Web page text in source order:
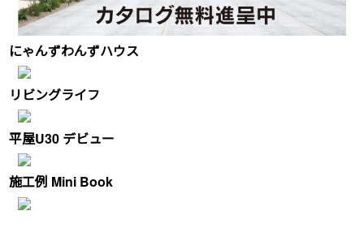
にゃんずわんずハウス
リビングライフ
平屋U30 デビュー
施工例 Mini Book